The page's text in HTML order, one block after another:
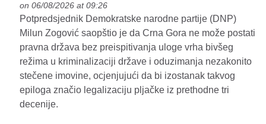
on 06/08/2026 at 09:26
Potpredsjednik Demokratske narodne partije (DNP)
Milun Zogović saopštio je da Crna Gora ne može postati
pravna država bez preispitivanja uloge vrha bivšeg
režima u kriminalizaciji države i oduzimanja nezakonito
stečene imovine, ocjenjujući da bi izostanak takvog
epiloga značio legalizaciju pljačke iz prethodne tri
decenije.